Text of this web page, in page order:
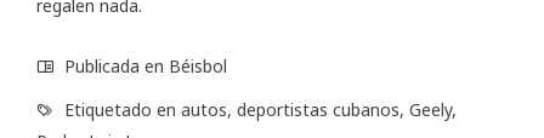
regalen nada.
Publicada en Béisbol
Etiquetado en autos, deportistas cubanos, Geely,